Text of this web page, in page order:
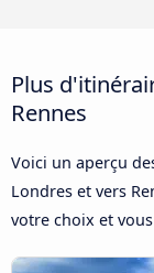
Plus
Rennes
Voici un aperçu
Londres et vers
votre choix et